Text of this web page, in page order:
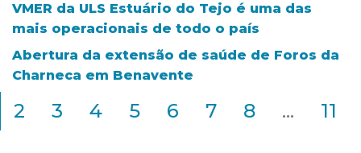
VMER da ULS Estuário do Tejo é uma das
mais operacionais de todo o país
Abertura da extensão de saúde de Foros da
Charneca em Benavente
2 3 4 5 6 7 8 ... 11